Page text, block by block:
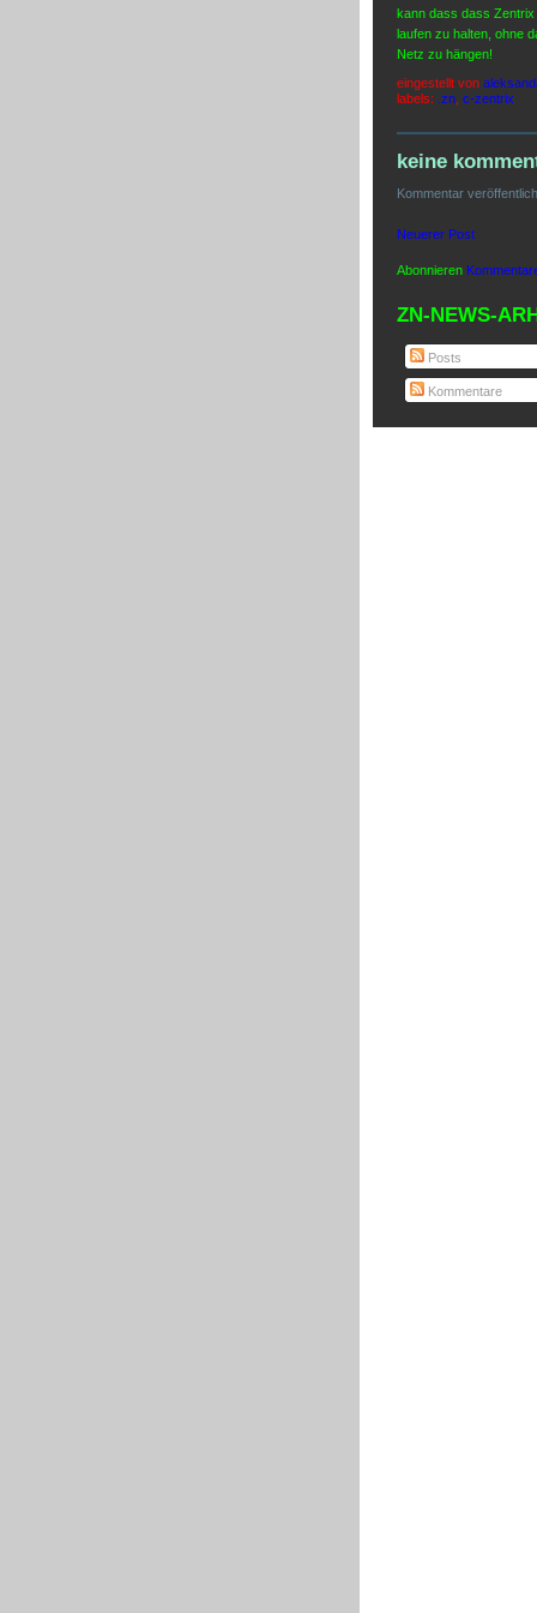
kann dass dass
laufen zu halten, ohne
Netz zu hängen!
eingestellt von
labels: .zn c-zentrix
keine
Kommentar
Neuerer Post
Abonnieren
ZN-NEWS-
Posts
Kommentare